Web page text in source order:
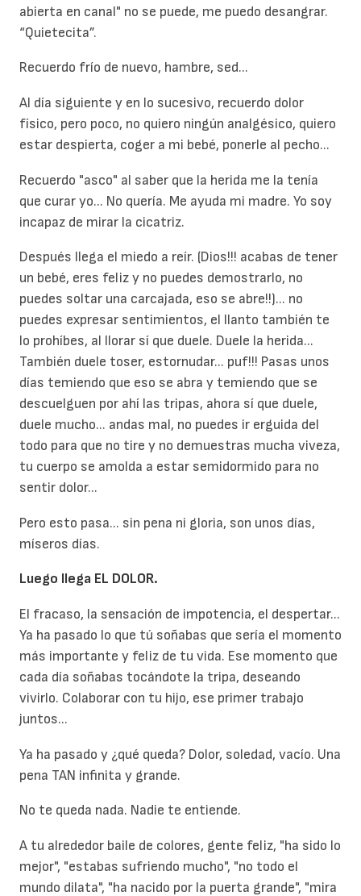
abierta en canal" no se puede, me puedo desangrar.
“Quietecita”.
Recuerdo frío de nuevo, hambre, sed...
Al día siguiente y en lo sucesivo, recuerdo dolor
físico, pero poco, no quiero ningún analgésico, quiero
estar despierta, coger a mi bebé, ponerle al pecho...
Recuerdo "asco" al saber que la herida me la tenía
que curar yo... No quería. Me ayuda mi madre. Yo soy
incapaz de mirar la cicatriz.
Después llega el miedo a reír. (Dios!!! acabas de tener
un bebé, eres feliz y no puedes demostrarlo, no
puedes soltar una carcajada, eso se abre!!)... no
puedes expresar sentimientos, el llanto también te
lo prohíbes, al llorar sí que duele. Duele la herida...
También duele toser, estornudar... puf!!! Pasas unos
días temiendo que eso se abra y temiendo que se
descuelguen por ahí las tripas, ahora sí que duele,
duele mucho... andas mal, no puedes ir erguida del
todo para que no tire y no demuestras mucha viveza,
tu cuerpo se amolda a estar semidormido para no
sentir dolor...
Pero esto pasa... sin pena ni gloria, son unos días,
míseros días.
Luego llega EL DOLOR.
El fracaso, la sensación de impotencia, el despertar...
Ya ha pasado lo que tú soñabas que sería el momento
más importante y feliz de tu vida. Ese momento que
cada día soñabas tocándote la tripa, deseando
vivirlo. Colaborar con tu hijo, ese primer trabajo
juntos...
Ya ha pasado y ¿qué queda? Dolor, soledad, vacío. Una
pena TAN infinita y grande.
No te queda nada. Nadie te entiende.
A tu alrededor baile de colores, gente feliz, "ha sido lo
mejor", "estabas sufriendo mucho", "no todo el
mundo dilata", "ha nacido por la puerta grande", "mira